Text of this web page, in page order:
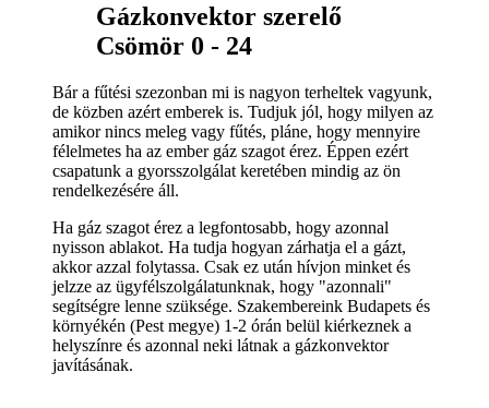
Gázkonvektor szerelő
Csömör 0 - 24
Bár a fűtési szezonban mi is nagyon terheltek vagyunk,
de közben azért emberek is. Tudjuk jól, hogy milyen az
amikor nincs meleg vagy fűtés, pláne, hogy mennyire
félelmetes ha az ember gáz szagot érez. Éppen ezért
csapatunk a gyorsszolgálat keretében mindig az ön
rendelkezésére áll.
Ha gáz szagot érez a legfontosabb, hogy azonnal
nyisson ablakot. Ha tudja hogyan zárhatja el a gázt,
akkor azzal folytassa. Csak ez után hívjon minket és
jelzze az ügyfélszolgálatunknak, hogy "azonnali"
segítségre lenne szüksége. Szakembereink Budapets és
környékén (Pest megye) 1-2 órán belül kiérkeznek a
helyszínre és azonnal neki látnak a gázkonvektor
javításának.